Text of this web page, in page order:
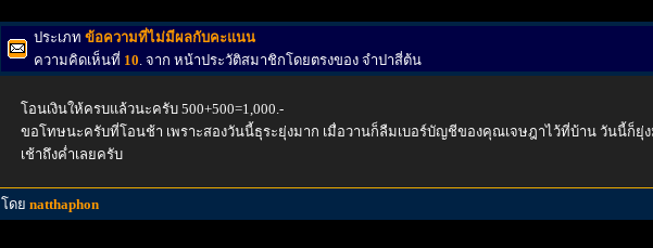
ประเภท ข้อความที่ไม่มีผลกับคะแนน
ความคิดเห็นที่ 10. จาก หน้าประวัติสมาชิกโดยตรงของ จำปาสี่ต้น
โอนเงินให้ครบแล้วนะครับ 500+500=1,000.-
ขอโทษนะครับที่โอนช้า เพราะสองวันนี้ธุระยุ่งมาก เมื่อวานก็ลืมเบอร์บัญชีของคุณเจษฎาไว้ที่บ้าน วันนี้ก็ยุ่ง
เช้าถึงค่ำเลยครับ
โดย natthaphon